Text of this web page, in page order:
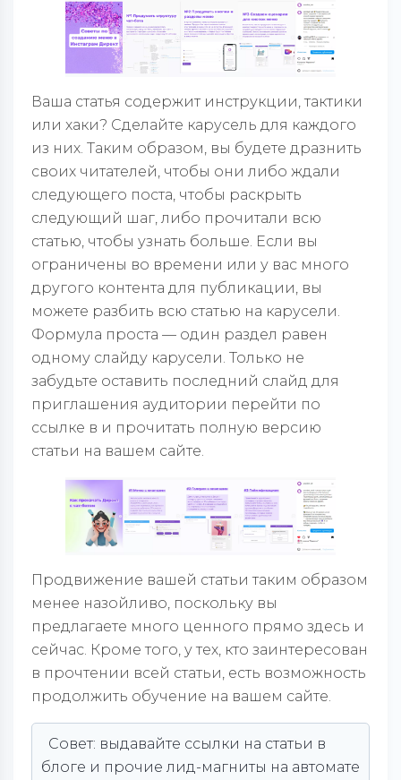
Ваша статья содержит инструкции, тактики
или хаки? Сделайте карусель для каждого
из них. Таким образом, вы будете дразнить
своих читателей, чтобы они либо ждали
следующего поста, чтобы раскрыть
следующий шаг, либо прочитали всю
статью, чтобы узнать больше. Если вы
ограничены во времени или у вас много
другого контента для публикации, вы
можете разбить всю статью на карусели.
Формула проста — один раздел равен
одному слайду карусели. Только не
забудьте оставить последний слайд для
приглашения аудитории перейти по
ссылке в и прочитать полную версию
статьи на вашем сайте.
Продвижение вашей статьи таким образом
менее назойливо, поскольку вы
предлагаете много ценного прямо здесь и
сейчас. Кроме того, у тех, кто заинтересован
в прочтении всей статьи, есть возможность
продолжить обучение на вашем сайте.
Совет: выдавайте ссылки на статьи в
блоге и прочие лид-магниты на автомате